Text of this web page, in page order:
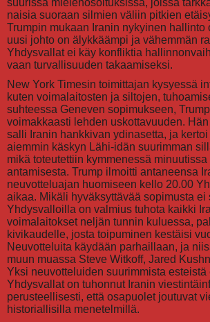
suurissa mielenosoituksissa, joissa
naisia suoraan silmien väliin pitkien
Trumpin mukaan Iranin nykyinen hallinto
uusi johto on älykkäämpi ja vähemmän
Yhdysvallat ei käy konfliktia
vaan turvallisuuden takaamiseksi.
New York Timesin toimittajan kysyessä
kuten voimalaitosten ja siltojen,
suhteessa Geneven sopimukseen,
voimakkaasti lehden uskottavuuden.
salli Iranin hankkivan ydinasetta, ja
aiemmin käskyn Lähi-idän suurimman
mikä toteutettiin kymmenessä minuutissa
antamisesta. Trump ilmoitti antaneensa
neuvotteluajan huomiseen kello 20.00
aikaa. Mikäli hyväksyttävää sopimusta ei
Yhdysvalloilla on valmius tuhota kaikki
voimalaitokset neljän tunnin kuluessa,
kivikaudelle, josta toipuminen kestäisi
Neuvotteluita käydään parhaillaan, ja
muun muassa Steve Witkoff, Jared
Yksi neuvotteluiden suurimmista esteistä
Yhdysvallat on tuhonnut Iranin
perusteellisesti, että osapuolet joutuvat
historiallisilla menetelmillä.